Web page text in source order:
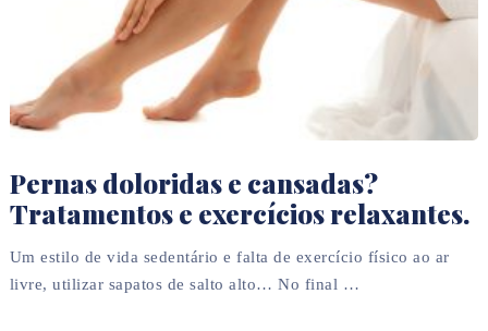
Pernas doloridas e cansadas?
Tratamentos e exercícios relaxantes.
Um estilo de vida sedentário e falta de exercício físico ao ar
livre, utilizar sapatos de salto alto… No final …